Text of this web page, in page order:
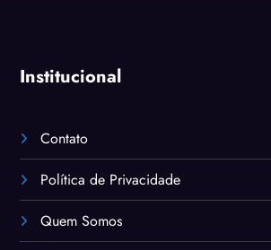
Institucional
Contato
Política de Privacidade
Quem Somos